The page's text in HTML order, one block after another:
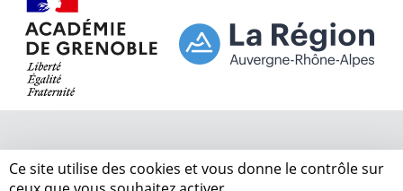
Ce site utilise des cookies et vous donne le contrôle sur